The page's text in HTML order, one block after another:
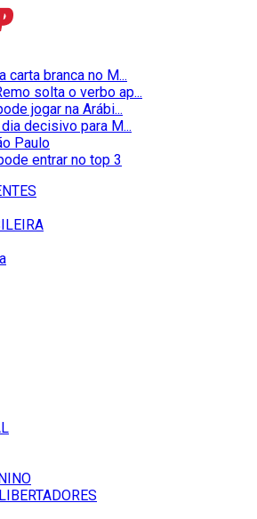
carta branca no M...
solta o verbo ap...
jogar na Arábi...
decisivo para M...
Paulo
entrar no top 3